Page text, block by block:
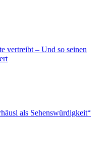
vertreibt – Und so seinen
als Sehenswürdigkeit“